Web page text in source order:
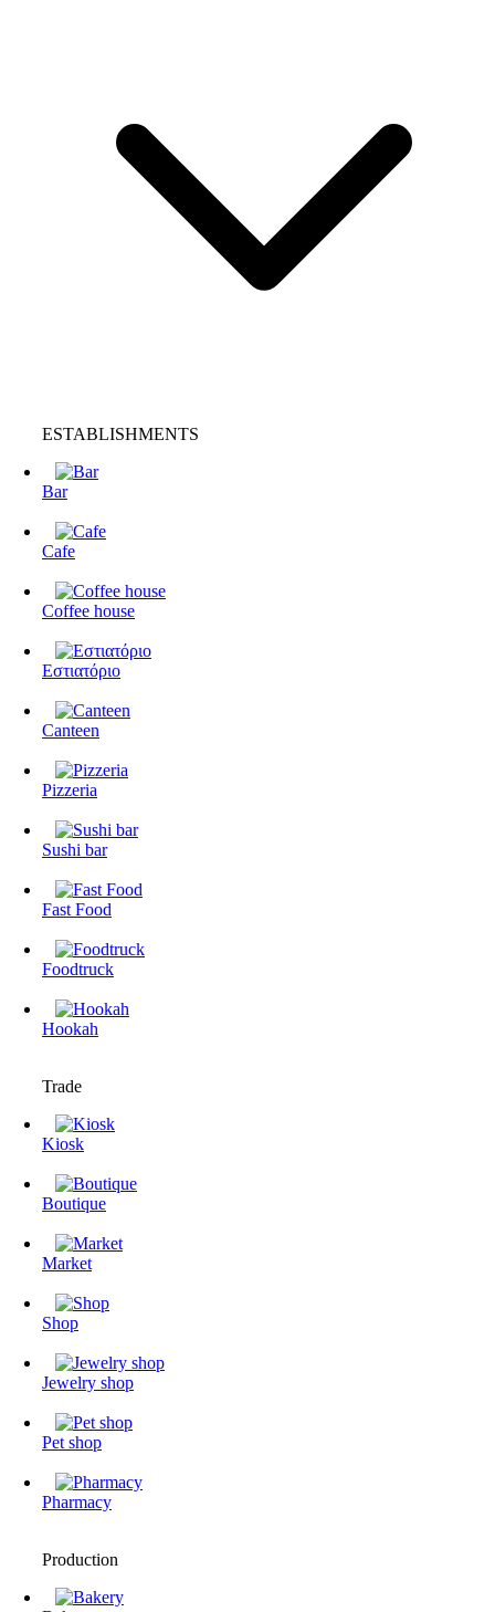
ESTABLISHMENTS
Bar
Cafe
Coffee house
Εστιατόριο
Canteen
Pizzeria
Sushi bar
Fast Food
Foodtruck
Hookah
Trade
Kiosk
Boutique
Market
Shop
Jewelry shop
Pet shop
Pharmacy
Production